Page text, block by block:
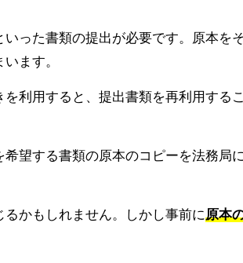
った書類の提出が必要です。原本を
ます。
利用すると、提出書類を再利用する
望する書類の原本のコピーを法務局
かもしれません。しかし事前に原本